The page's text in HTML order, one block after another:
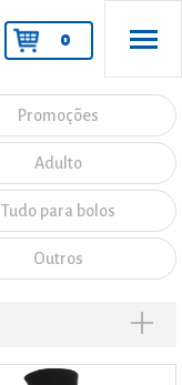
0
Promoções
Adulto
Tudo para bolos
Outros